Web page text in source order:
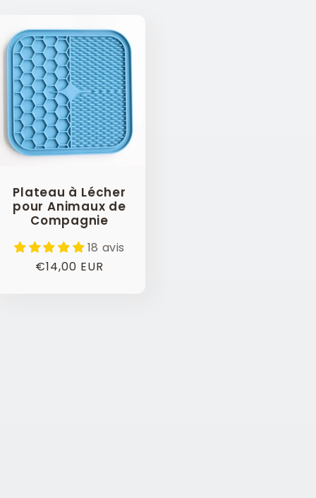
Plateau à Lécher
pour Animaux de
Compagnie
18 avis
Prix
€14,00 EUR